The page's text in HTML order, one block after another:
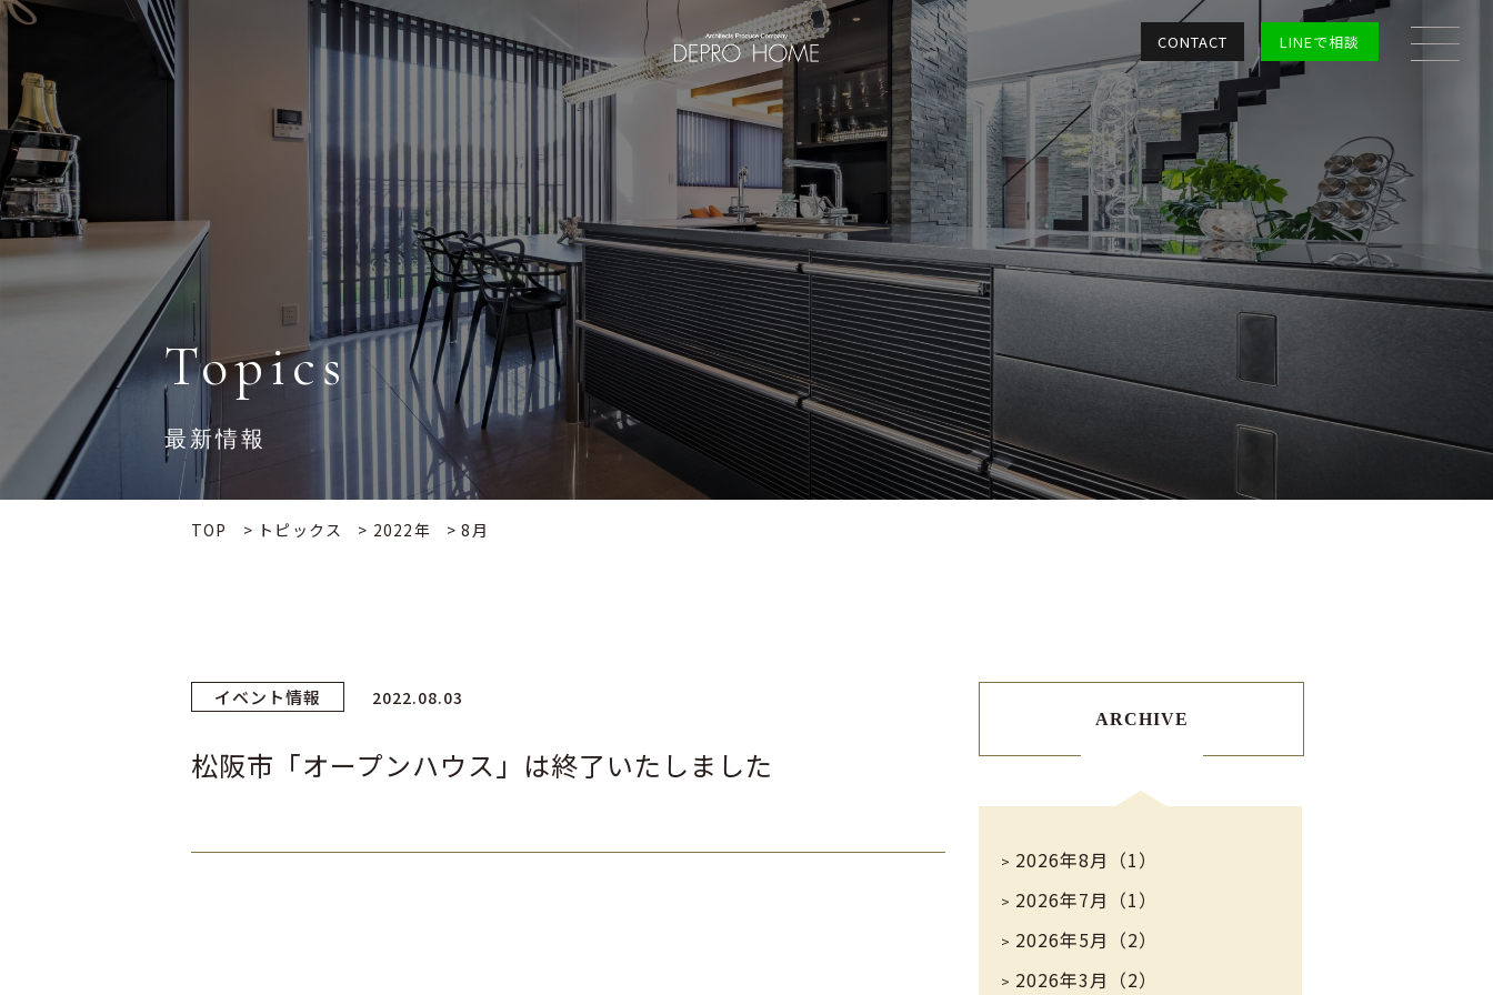
三重の注文住宅・デザイン住宅ならデプロホーム
CONTACT LINEで相談
Topics
最新情報
TOP > トピックス > 2022年 >8月
イベント情報 2022.08.03
松阪市「オープンハウス」は終了いたしました
ARCHIVE
2026年8月（1）
2026年7月（1）
2026年5月（2）
2026年3月（2）